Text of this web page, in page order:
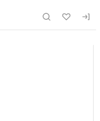
сайту